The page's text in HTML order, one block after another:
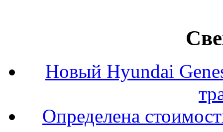
Новый Hyundai
Определена